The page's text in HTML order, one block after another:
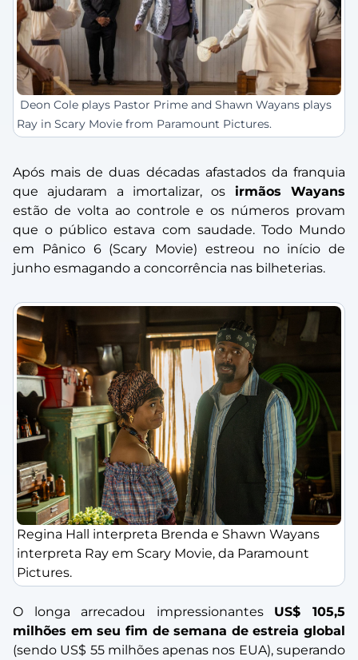
Deon Cole plays Pastor Prime and Shawn Wayans plays
Ray in Scary Movie from Paramount Pictures.
Após mais de duas décadas afastados da franquia
que ajudaram a imortalizar, os irmãos Wayans
estão de volta ao controle e os números provam
que o público estava com saudade. Todo Mundo
em Pânico 6(Scary Movie) estreou no início de
junho esmagando a concorrência nas bilheterias.
Regina Hall interpreta Brenda e Shawn Wayans
interpreta Ray em Scary Movie, da Paramount
Pictures.
O longa arrecadou impressionantes US$ 105,5
milhões em seu fim de semana de estreia global
(sendo US$ 55 milhões apenas nos EUA), superando